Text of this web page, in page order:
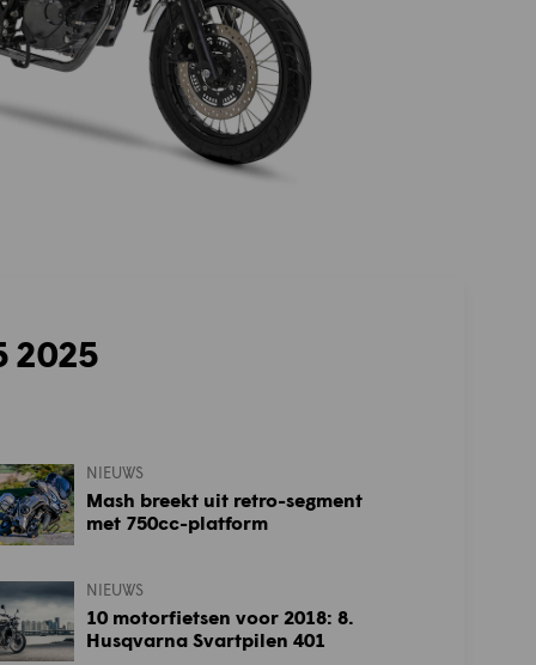
2025
NIEUWS
Mash breekt uit retro-segment
met 750cc-platform
NIEUWS
10 motorfietsen voor 2018: 8.
Husqvarna Svartpilen 401